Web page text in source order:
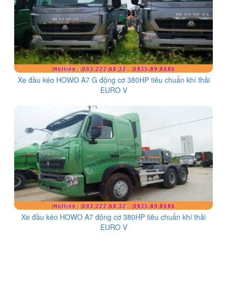
Xe đầu kéo HOWO A7 G động cơ 380HP tiêu chuẩn khí thải
EURO V
Xe đầu kéo HOWO A7 động cơ 380HP tiêu chuẩn khí thải
EURO V